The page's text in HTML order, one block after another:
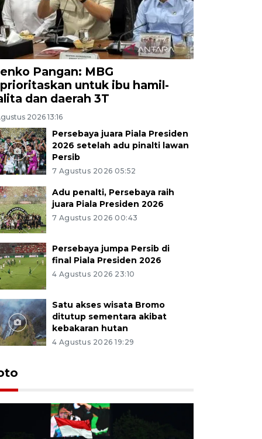
Pangan: MBG
untuk ibu hamil-
dan daerah 3T
2026 13:16
Persebaya juara Piala Presiden
2026 setelah adu pinalti lawan
Persib
7 Agustus 2026 05:52
Adu penalti, Persebaya raih
juara Piala Presiden 2026
7 Agustus 2026 00:43
Persebaya jumpa Persib di
final Piala Presiden 2026
4 Agustus 2026 23:10
Satu akses wisata Bromo
ditutup sementara akibat
kebakaran hutan
4 Agustus 2026 19:29